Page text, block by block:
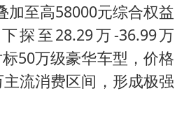
加至高58000元综合权益
探至28.29万-36.99万
50万级豪华车型，价格
流消费区间，形成极强